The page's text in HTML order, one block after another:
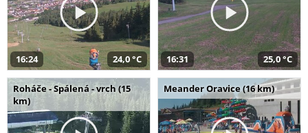
16:24 24,0 °C 16:31 25,0 °C
Roháče - Spálená - vrch (15
km)
Meander Oravice (16 km)